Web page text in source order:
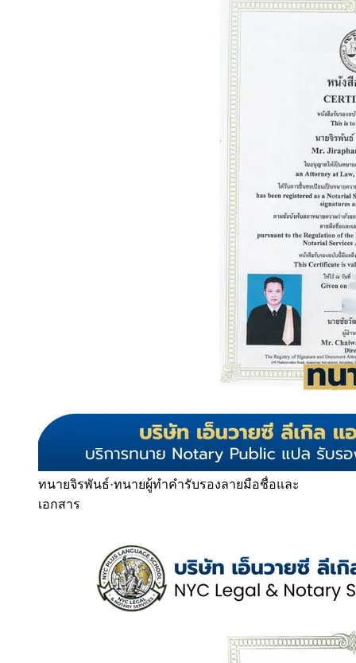
ทนายจิรพันธ์·ทนายผู้ทำคำรับรองลายมือชื่อและ
เอกสาร